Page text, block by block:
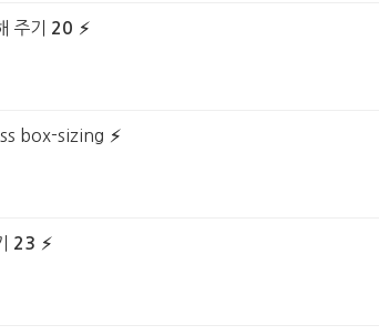
주기 20
box-sizing
23